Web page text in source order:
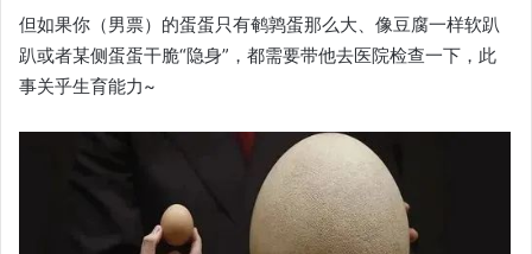
但如果你（男票）的蛋蛋只有鹌鹑蛋那么大、像豆腐一样软趴
趴或者某侧蛋蛋干脆“隐身”，都需要带他去医院检查一下，此
事关乎生育能力~